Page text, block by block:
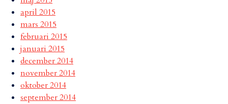
april 2015
mars 2015
februari 2015
januari 2015
december 2014
november 2014
oktober 2014
september 2014